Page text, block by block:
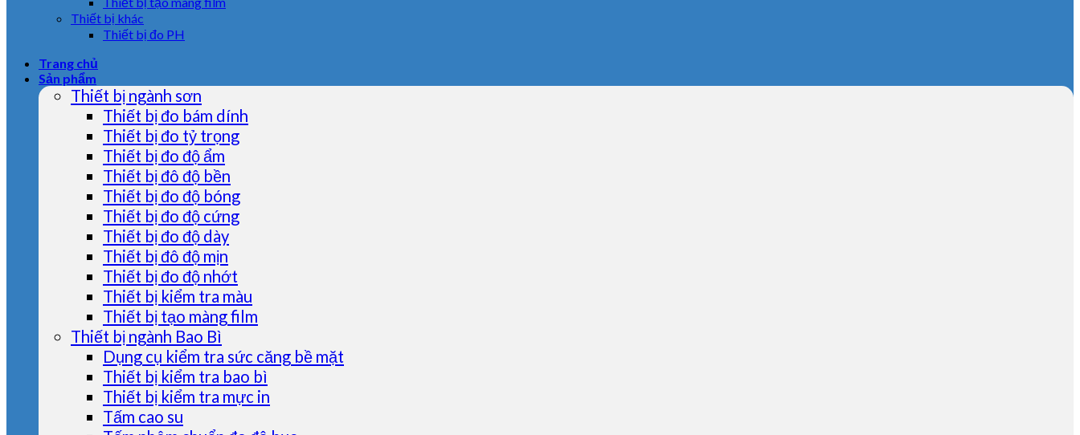
Thiết bị khác
Thiết bị đo PH
Trang chủ
Sản phẩm
Thiết bị ngành sơn
Thiết bị đo bám dính
Thiết bị đo tỷ trọng
Thiết bị đo độ ẩm
Thiết bị đô độ bền
Thiết bị đo độ bóng
Thiết bị đo độ cứng
Thiết bị đo độ dày
Thiết bị đô độ mịn
Thiết bị đo độ nhớt
Thiết bị kiểm tra màu
Thiết bị tạo màng film
Thiết bị ngành Bao Bì
Dụng cụ kiểm tra sức căng bề mặt
Thiết bị kiểm tra bao bì
Thiết bị kiểm tra mực in
Tấm cao su